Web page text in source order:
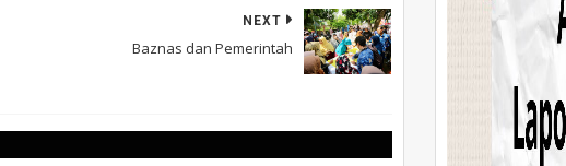
NEXT
Baznas dan Pemerintah